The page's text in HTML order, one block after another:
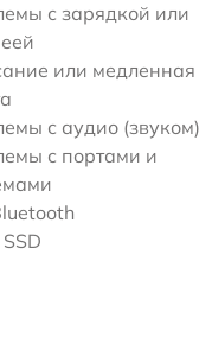
с зарядкой или
или медленная
с аудио (звуком)
с портами и